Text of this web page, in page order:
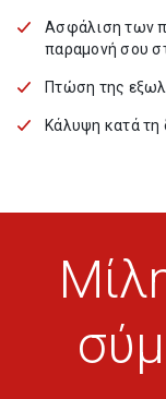
Ασφάλιση των
παραμονή σου
Πτώση της
Κάλυψη κατά τη